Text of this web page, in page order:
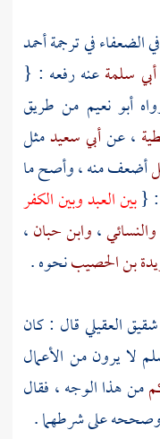
في الضعفاء في ترجمةأحمد
أبي سلمةعنه رفعه : {
أبو نعيم من طريق
، عنأبي سعيدمثل
أضعف منه ، وأصح ما
: {بين العبد وبين الكفر
والنسائي،وابن حبان،
بن الحصيبنحوه .
العقيليقال : كان
لا يرون من الأعمال
من هذا الوجه ، فقال
على شرطهما .